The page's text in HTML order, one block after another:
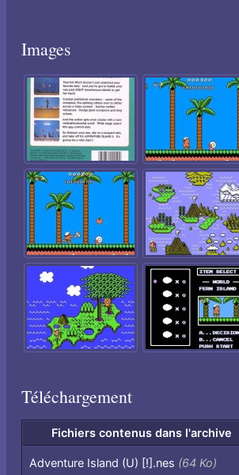
Images
Téléchargement
Fichiers
Fichiers contenus dans l'archive
Adventure Island (U) [!].nes (64 Ko)